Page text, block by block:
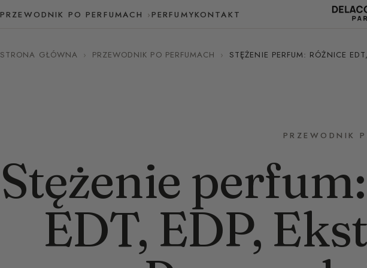
PRZEWODNIK PO PERFUMACH PERFUMYKONTAKT
STRONA GŁÓWNA › PRZEWODNIK PO PERFUMACH › STĘŻENIE PERFUM: RÓŻNICE
PRZEWODNIK
Stężenie
EDT, EDP,